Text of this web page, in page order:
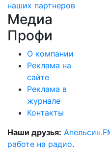
наших партнеров
Медиа
Профи
О компании
Реклама на
сайте
Реклама в
журнале
Контакты
Наши друзья:
работе на радио.